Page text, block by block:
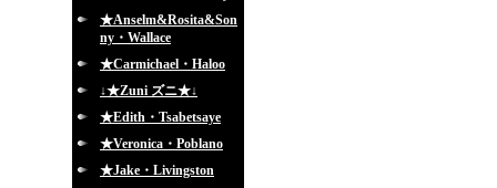
★Anselm&Rosita&Son
ny・Wallace
★Carmichael・Haloo
↓★Zuni ズニ★↓
★Edith・Tsabetsaye
★Veronica・Poblano
★Jake・Livingston